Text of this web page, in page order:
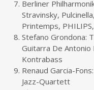
Berliner
Stravinsky,
Printemps,
Stefano Grondona:
Guitarra De Antonio
Kontrabass
Renaud Garcia-
Jazz-Quartett